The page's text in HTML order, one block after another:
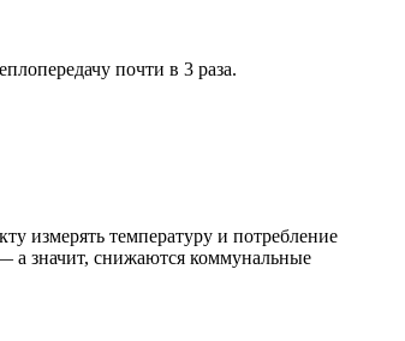
почти в 3 раза.
измерять температуру и потребление
а значит, снижаются коммунальные